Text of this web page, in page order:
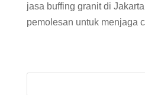
jasa buffing granit di
pemolesan untuk menjaga